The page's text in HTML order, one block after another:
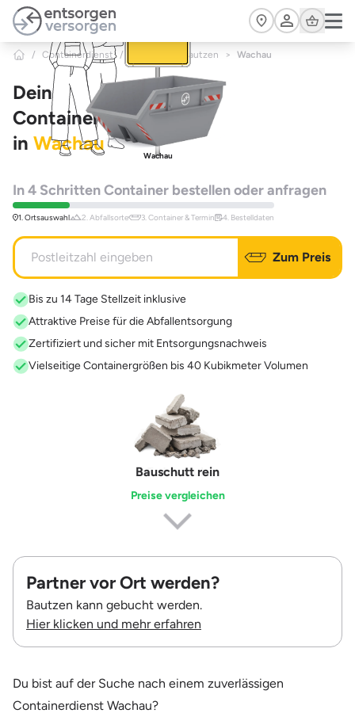
Zum Hauptinhalt springen
Cart
/ Containerdienst / Bautzen > Wachau
Dein
Containerdienst
in Wachau
Wachau
In 4 Schritten Container bestellen oder anfragen
1. Ortsauswahl 2. Abfallsorte 3. Container & Termin 4. Bestelldaten
Zum Preis
Bis zu 14 Tage Stellzeit inklusive
Attraktive Preise für die Abfallentsorgung
Zertifiziert und sicher mit Entsorgungsnachweis
Vielseitige Containergrößen bis 40 Kubikmeter Volumen
Erdaushub
Preise vergleichen
Partner vor Ort werden?
Bautzen kann gebucht werden.
Hier klicken und mehr erfahren
Du bist auf der Suche nach einem zuverlässigen
Containerdienst Wachau?